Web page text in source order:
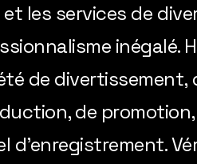
les services de
inégalé.
de divertissement,
de promotion,
d'enregistrement.